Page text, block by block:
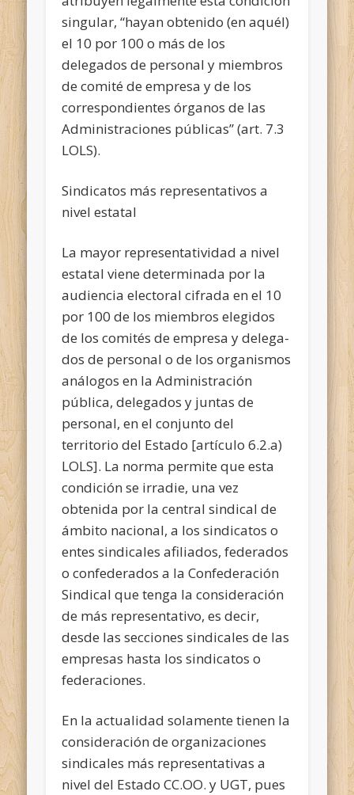
singular, “hayan obtenido (en aquél)
el 10 por 100 o más de los
delegados de personal y miembros
de comité de empresa y de los
correspondientes órganos de las
Administraciones públicas” (art. 7.3
LOLS).
Sindicatos más representativos a
nivel estatal
La mayor representatividad a nivel
estatal viene determinada por la
audiencia electoral cifrada en el 10
por 100 de los miembros elegidos
de los comités de empresa y delega­
dos de personal o de los organismos
análogos en la Administración
pública, delegados y juntas de
personal, en el conjunto del
territorio del Estado [artículo 6.2.a)
LOLS]. La norma permite que esta
condición se irradie, una vez
obtenida por la central sindical de
ámbito nacional, a los sindicatos o
entes sindicales afiliados, federados
o confederados a la Confederación
Sindical que tenga la consideración
de más representativo, es decir,
desde las secciones sindicales de las
empresas hasta los sindicatos o
federaciones.
En la actualidad solamente tienen la
consideración de organizaciones
sindicales más representativas a
nivel del Estado CC.OO. y UGT, pues